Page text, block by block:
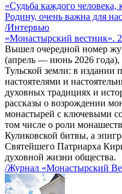
«Судьба каждого
Родину, очень важна для
/Интервью
«Монастырский вестник».
Вышел очередной номер
(апрель — июнь 2026
Тульской земли: в издании
настоятелями и
духовных традициях и
рассказы о возрождении
монастырей с ключевыми
том числе о роли
Куликовской битвы, а
Святейшего Патриарха
духовной жизни общества.
/Журнал «Монастырский